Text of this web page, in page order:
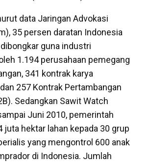
data Jaringan Advokasi
35 persen daratan Indonesia
guna industri
1.194 perusahaan pemegang
341 kontrak karya
257 Kontrak Pertambangan
Sedangkan Sawit Watch
Juni 2010, pemerintah
juta hektar lahan kepada 30 grup
yang mengontrol 600 anak
di Indonesia. Jumlah